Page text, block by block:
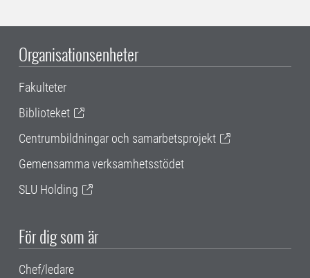
Organisationsenheter
Fakulteter
Biblioteket
Centrumbildningar och samarbetsprojekt
Gemensamma verksamhetsstödet
SLU Holding
För dig som är
Chef/ledare